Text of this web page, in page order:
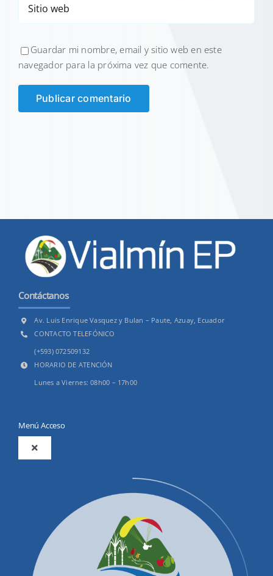
Guardar mi nombre, email y sitio web en este
navegador para la próxima vez que comente.
Contáctanos
Av. Luis Enrique Vasquez y Bulan – Paute, Azuay, Ecuador
CONTACTO TELEFÓNICO
(+593) 072509132
HORARIO DE ATENCIÓN
Lunes a Viernes: 08h00 – 17h00
Menú Acceso
Toggle
Productos y Servicios
Convocatorias Precalificación